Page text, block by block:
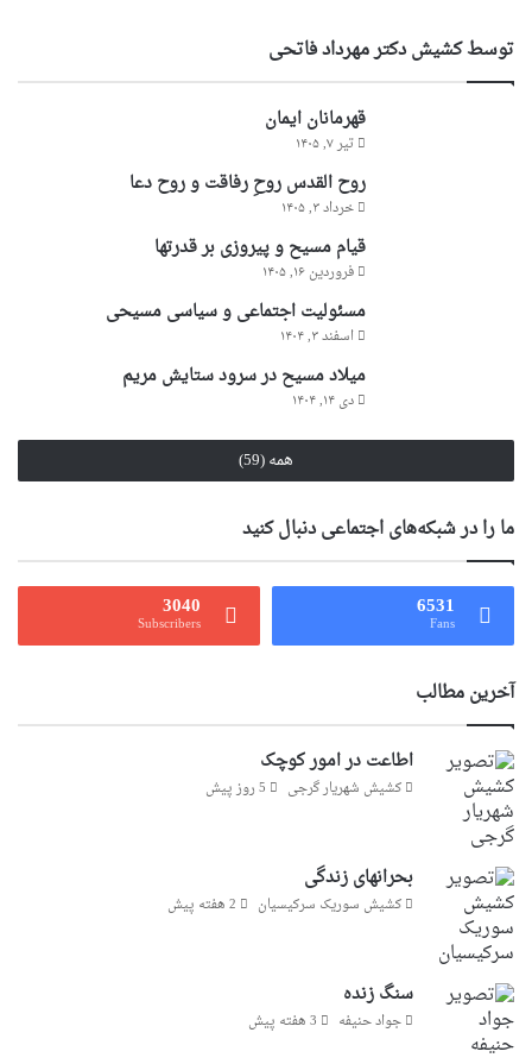
توسط کشیش دکتر مهرداد فاتحی
قهرمانان ایمان
تیر ۷, ۱۴۰۵
روح القدس روحِ رفاقت و روح دعا
خرداد ۳, ۱۴۰۵
قیام مسیح و پیروزی بر قدرتها
فروردین ۱۶, ۱۴۰۵
مسئولیت اجتماعی و سیاسی مسیحی
اسفند ۳, ۱۴۰۴
میلاد مسیح در سرود ستایش مریم
دی ۱۴, ۱۴۰۴
همه (59)
ما را در شبکه‌های اجتماعی دنبال کنید
6531
Fans
3040
Subscribers
آخرین مطالب
اطاعت در امور کوچک
کشیش شهریار گرجى 5 روز پیش
بحرانهای زندگی
کشیش سوریک سرکیسیان 2 هفته پیش
سنگ زنده
جواد حنیفه 3 هفته پیش